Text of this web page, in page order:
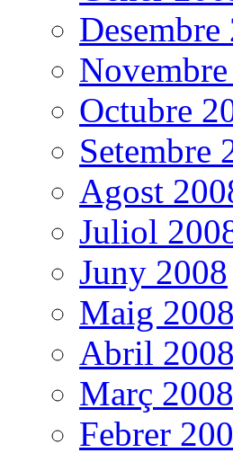
Desembre
Octubre
Setembre
Agost
Juliol
Juny 2008
Maig 2008
Abril 2008
Març 2008
Febrer